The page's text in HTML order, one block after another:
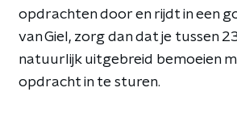
opdrachten door en rijdt in een
van Giel, zorg dan dat je tussen
natuurlijk uitgebreid bemoeien
opdracht in te sturen.